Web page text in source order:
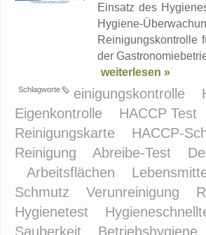
Einsatz des
Hygiene-
Reinigungskontrolle
der
weiterlesen »
Schlagworte einigungskontrolle
Eigenkontrolle
HACCP Test
Reinigungskarte
HACCP-
Reinigung
Abreibe-Test
Arbeitsflächen
Schmutz
Verunreinigung
Hygienetest
Sauberkeit
Betriebshygiene